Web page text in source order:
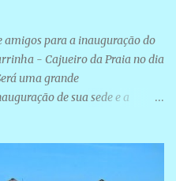
amigos para a inauguração do
- Cajueiro da Praia no dia
uma grande
de sua sede e a